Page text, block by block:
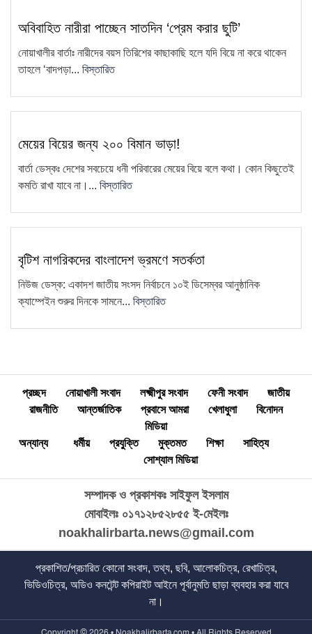
9
স্থাপনা নির্মাণ
10
সাংবাদিক কামরুল কাননের বিরুদ্ধে
11
ধান বিক্রি করতে না পেরে কৃষকের
12
এয়ারপোর্ট থেকে সাজা প্রাপ্ত আসামিকে
গ্রেফতার করেছে চাটখিলে থানা পুলিশ
কমিটি গঠন
14
অনুষ্ঠিত: ২ মাসের মধ্যে তৃণমূল…
15
"দুদক একটি অকার্যকর ও দুর্নীতিগ্রস্ত
প্রতিষ্ঠান"—ব্যারিস্টার মাহবুব উদ্দিন
খোকন
অবিবাহিত নারীরা পাচ্ছেন সাতদিন ‘প্রেম করার ছুটি’
নোয়াখালীর বার্তাঃ নারীদের বয়স তিরিশের কাছাকাছি হলে যদি বিয়ে না করে থাকেন
তাহলে ‘বাদপড়া... বিস্তারিত
মেয়ের বিয়ের জন্য ২০০ বিমান ভাড়া!
বার্তা ডেস্কঃ দেশের সবচেয়ে ধনী পরিবারের মেয়ের বিয়ে বলে কথা। কোন কিছুতেই
কমতি রাখা যাবে না।... বিস্তারিত
বৃটিশ নাগরিকদের বাংলাদেশ ভ্রমণে সতর্কতা
নিউজ ডেস্ক: একাদশ জাতীয় সংসদ নির্বাচনে ১০ই ডিসেম্বর আনুষ্ঠানিক
ক্যাম্পেইন শুরুর দিনকে সামনে... বিস্তারিত
প্রচ্ছদ নোয়াখালী সংবাদ লক্ষ্মীপুর সংবাদ ফেনী সংবাদ
জাতীয়
রাজনীতি
আন্তর্জাতিক প্রবাসে আমরা খেলাধুলা
বিনোদন
মিডিয়া
অন্যান্য
ধর্মীয় প্রযুক্তি মুক্তমত শিক্ষা
সাহিত্য
সোশ্যাল মিডিয়া
সম্পাদক ও প্রকাশকঃ সাইফুল ইসলাম
মোবাইলঃ ০১৭১২৮৫২৮৫৫ ই-মেইলঃ
noakhalirbarta.news@gmail.com
প্রকাশিত/প্রচারিত কোনো সংবাদ, তথ্য, ছবি, আলোকচিত্র, রেখাচিত্র,
ভিডিওচিত্র, অডিও কনটেন্ট কপিরাইট আইনে পূর্বানুমতি ছাড়া ব্যবহার করা যাবে
না।